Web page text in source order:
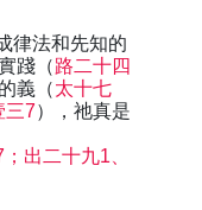
律法和先知的
踐（路二十四
義（太十七
三7），祂真是
出二十九1、